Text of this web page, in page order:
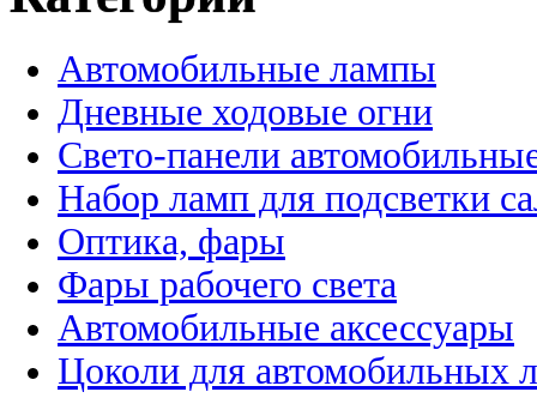
Автомобильные лампы
Дневные ходовые огни
Свето-панели
Набор ламп для подсветки
Оптика, фары
Фары рабочего света
Автомобильные аксессуары
Цоколи для автомобильных